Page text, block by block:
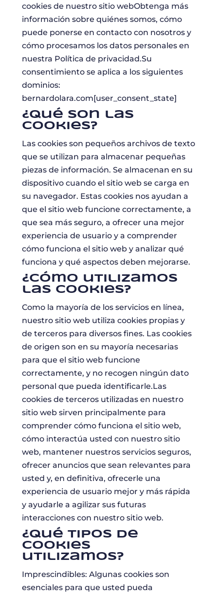
cookies de nuestro sitio webObtenga más
información sobre quiénes somos, cómo
puede ponerse en contacto con nosotros y
cómo procesamos los datos personales en
nuestra Política de privacidad.Su
consentimiento se aplica a los siguientes
dominios:
bernardolara.com[user_consent_state]
¿Qué son las
cookies?
Las cookies son pequeños archivos de texto
que se utilizan para almacenar pequeñas
piezas de información. Se almacenan en su
dispositivo cuando el sitio web se carga en
su navegador. Estas cookies nos ayudan a
que el sitio web funcione correctamente, a
que sea más seguro, a ofrecer una mejor
experiencia de usuario y a comprender
cómo funciona el sitio web y analizar qué
funciona y qué aspectos deben mejorarse.
¿Cómo utilizamos
las cookies?
Como la mayoría de los servicios en línea,
nuestro sitio web utiliza cookies propias y
de terceros para diversos fines. Las cookies
de origen son en su mayoría necesarias
para que el sitio web funcione
correctamente, y no recogen ningún dato
personal que pueda identificarle.Las
cookies de terceros utilizadas en nuestro
sitio web sirven principalmente para
comprender cómo funciona el sitio web,
cómo interactúa usted con nuestro sitio
web, mantener nuestros servicios seguros,
ofrecer anuncios que sean relevantes para
usted y, en definitiva, ofrecerle una
experiencia de usuario mejor y más rápida
y ayudarle a agilizar sus futuras
interacciones con nuestro sitio web.
¿Qué tipos de
cookies
utilizamos?
Imprescindibles: Algunas cookies son
esenciales para que usted pueda